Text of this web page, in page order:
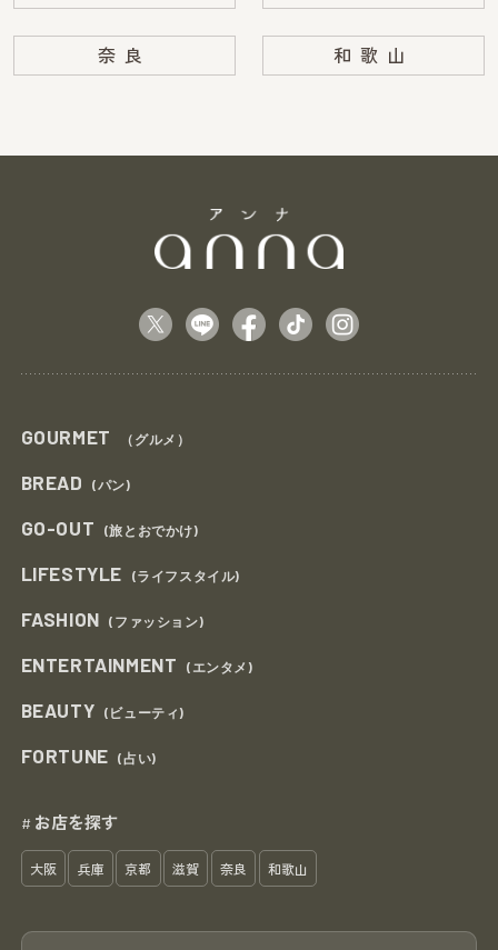
奈良 和歌山
GOURMET （グルメ）
BREAD (パン)
GO-OUT (旅とおでかけ)
LIFESTYLE (ライフスタイル)
FASHION (ファッション)
ENTERTAINMENT (エンタメ)
BEAUTY (ビューティ)
FORTUNE (占い)
# お店を探す
大阪 兵庫 京都 滋賀 奈良 和歌山